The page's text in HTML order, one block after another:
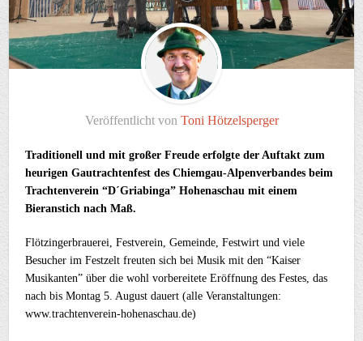
Veröffentlicht von Toni Hötzelsperger
Traditionell und mit großer Freude erfolgte der Auftakt zum
heurigen Gautrachtenfest des Chiemgau-Alpenverbandes beim
Trachtenverein “D´Griabinga” Hohenaschau mit einem
Bieranstich nach Maß.
Flötzingerbrauerei, Festverein, Gemeinde, Festwirt und viele
Besucher im Festzelt freuten sich bei Musik mit den “Kaiser
Musikanten” über die wohl vorbereitete Eröffnung des Festes, das
nach bis Montag 5. August dauert (alle Veranstaltungen:
www.trachtenverein-hohenaschau.de)